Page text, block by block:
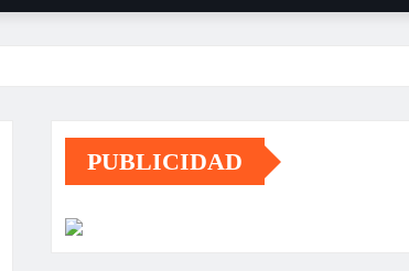
PUBLICIDAD